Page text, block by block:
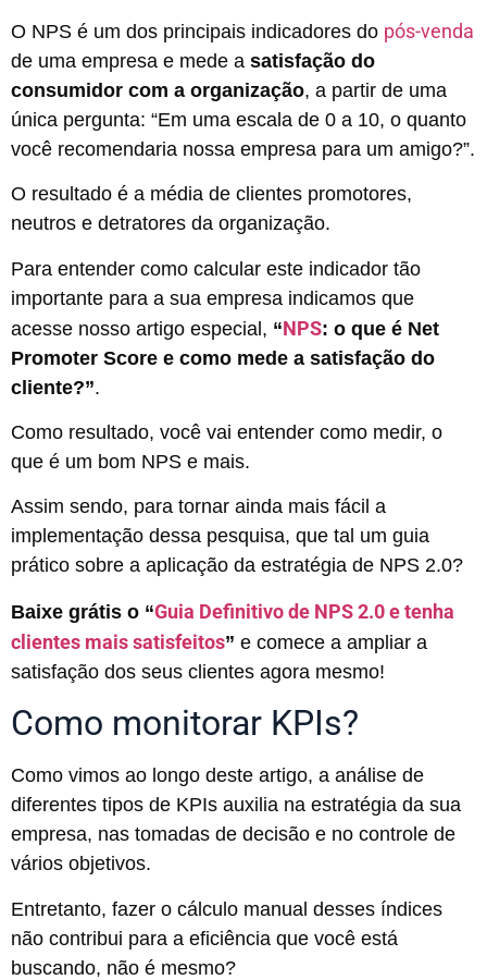
O NPS é um dos principais indicadores do pós-venda
de uma empresa e mede a satisfação do
consumidor com a organização, a partir de uma
única pergunta: “Em uma escala de 0 a 10, o quanto
você recomendaria nossa empresa para um amigo?”.
O resultado é a média de clientes promotores,
neutros e detratores da organização.
Para entender como calcular este indicador tão
importante para a sua empresa indicamos que
acesse nosso artigo especial, “NPS: o que é Net
Promoter Score e como mede a satisfação do
cliente?”.
Como resultado, você vai entender como medir, o
que é um bom NPS e mais.
Assim sendo, para tornar ainda mais fácil a
implementação dessa pesquisa, que tal um guia
prático sobre a aplicação da estratégia de NPS 2.0?
Baixe grátis o “Guia Definitivo de NPS 2.0 e tenha
clientes mais satisfeitos” e comece a ampliar a
satisfação dos seus clientes agora mesmo!
Como monitorar KPIs?
Como vimos ao longo deste artigo, a análise de
diferentes tipos de KPIs auxilia na estratégia da sua
empresa, nas tomadas de decisão e no controle de
vários objetivos.
Entretanto, fazer o cálculo manual desses índices
não contribui para a eficiência que você está
buscando, não é mesmo?